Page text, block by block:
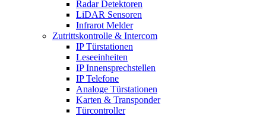
Radar Detektoren
LiDAR Sensoren
Infrarot Melder
Zutrittskontrolle & Intercom
IP Türstationen
Leseeinheiten
IP Innensprechstellen
IP Telefone
Analoge Türstationen
Karten & Transponder
Türcontroller